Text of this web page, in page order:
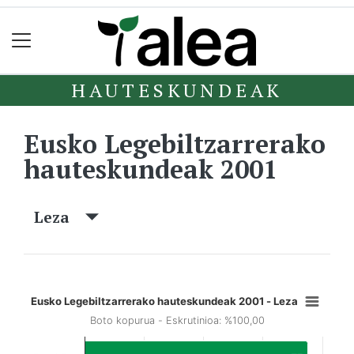
HAUTESKUNDEAK
Eusko Legebiltzarrerako
hauteskundeak 2001
Leza
Eusko Legebiltzarrerako hauteskundeak 2001 - Leza
Boto kopurua - Eskrutinioa: %100,00